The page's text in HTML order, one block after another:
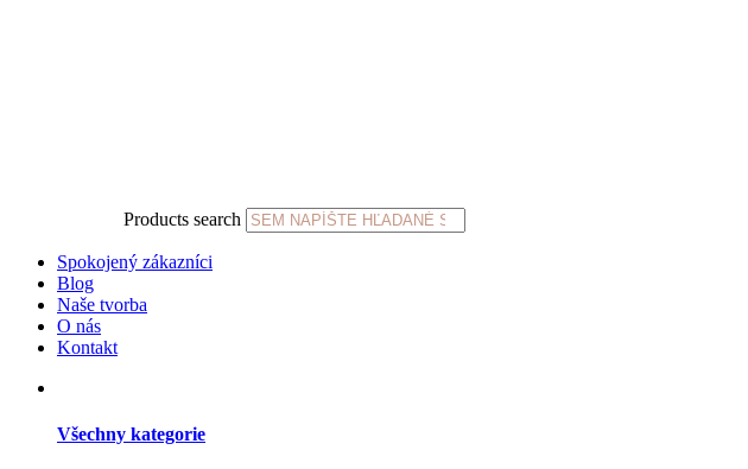
Products search
Spokojený zákazníci
Blog
Naše tvorba
O nás
Kontakt
Všechny kategorie